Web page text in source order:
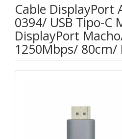
Cable DisplayPort
0394/ USB Tipo-C
DisplayPort
1250Mbps/ 80cm/